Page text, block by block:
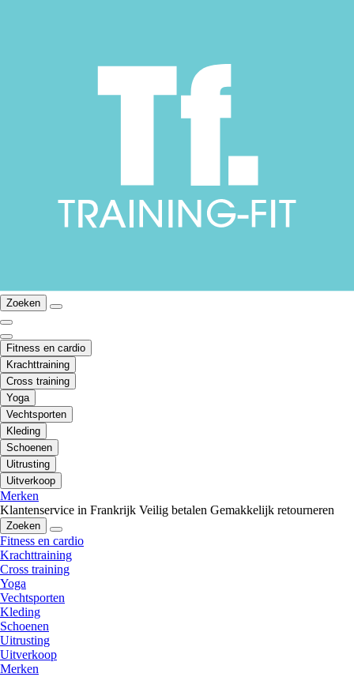
Zoeken
Fitness en cardio
Krachttraining
Cross training
Yoga
Vechtsporten
Kleding
Schoenen
Uitrusting
Uitverkoop
Merken
Klantenservice in Frankrijk Veilig betalen Gemakkelijk retourneren
Zoeken
Fitness en cardio
Krachttraining
Cross training
Yoga
Vechtsporten
Kleding
Schoenen
Uitrusting
Uitverkoop
Merken